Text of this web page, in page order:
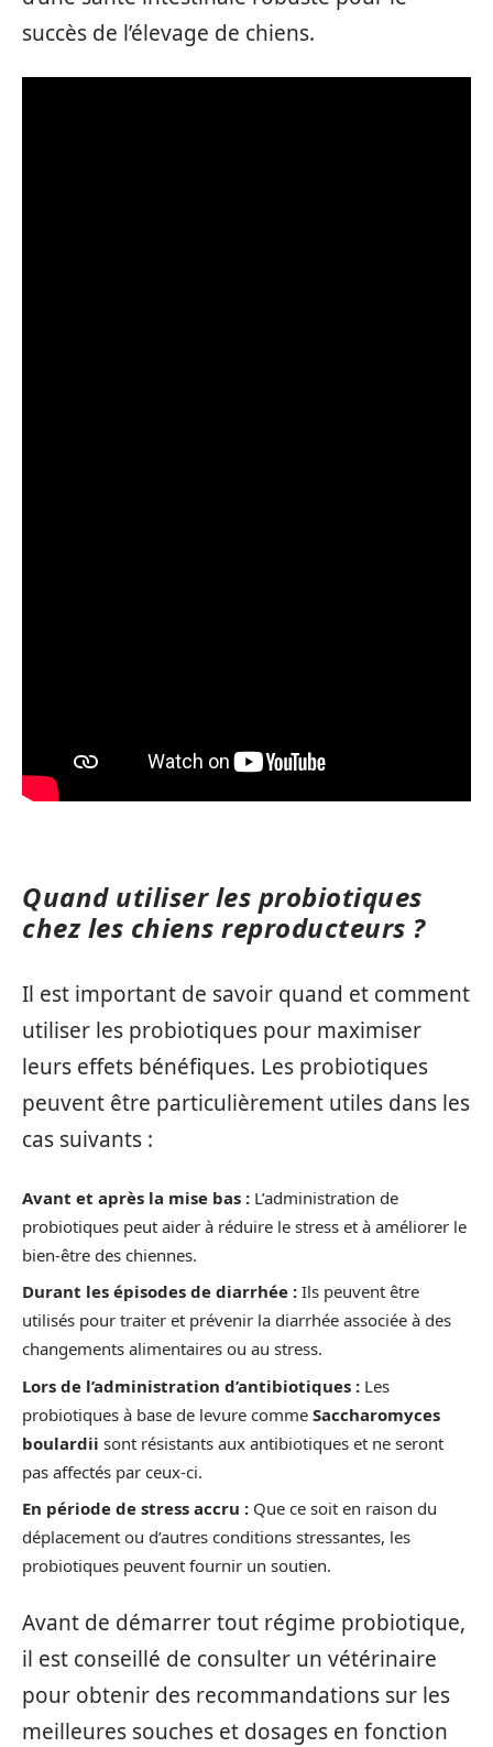
succès de l’élevage de chiens.
Quand utiliser les probiotiques
chez les chiens reproducteurs ?
Il est important de savoir quand et comment
utiliser les probiotiques pour maximiser
leurs effets bénéfiques. Les probiotiques
peuvent être particulièrement utiles dans les
cas suivants :
Avant et après la mise bas : L’administration de
probiotiques peut aider à réduire le stress et à améliorer le
bien-être des chiennes.
Durant les épisodes de diarrhée : Ils peuvent être
utilisés pour traiter et prévenir la diarrhée associée à des
changements alimentaires ou au stress.
Lors de l’administration d’antibiotiques : Les
probiotiques à base de levure comme Saccharomyces
boulardii sont résistants aux antibiotiques et ne seront
pas affectés par ceux-ci.
En période de stress accru : Que ce soit en raison du
déplacement ou d’autres conditions stressantes, les
probiotiques peuvent fournir un soutien.
Avant de démarrer tout régime probiotique,
il est conseillé de consulter un vétérinaire
pour obtenir des recommandations sur les
meilleures souches et dosages en fonction